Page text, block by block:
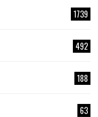
1739
492
188
63